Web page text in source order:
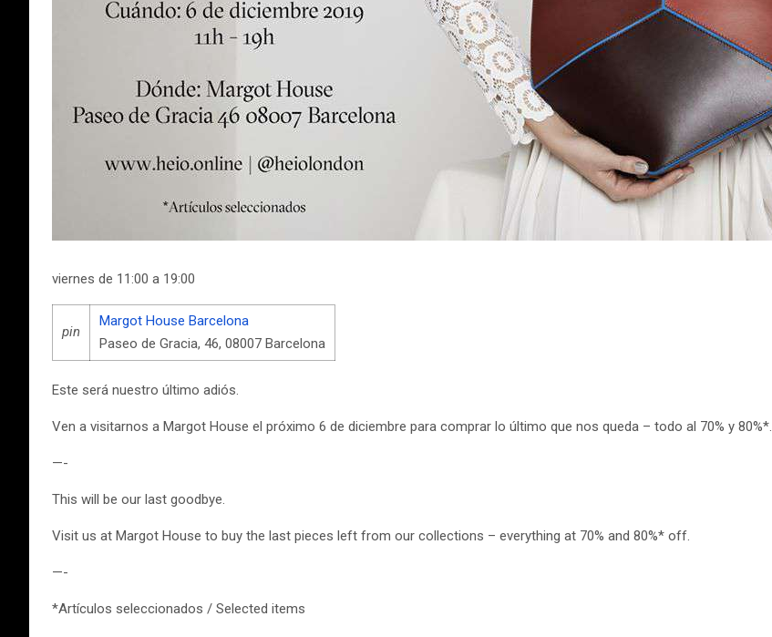
viernes de 11:00 a 19:00
pin
Margot House Barcelona
Paseo de Gracia, 46, 08007 Barcelona
Este será nuestro último adiós.
Ven a visitarnos a Margot House el próximo 6 de diciembre para comprar lo último que nos queda – todo al 70% y 80%*.
—-
This will be our last goodbye.
Visit us at Margot House to buy the last pieces left from our collections – everything at 70% and 80%* off.
—-
*Artículos seleccionados / Selected items